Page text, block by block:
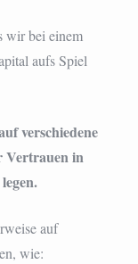
wir bei einem
aufs Spiel
verschiedene
Vertrauen in
auf
wie: